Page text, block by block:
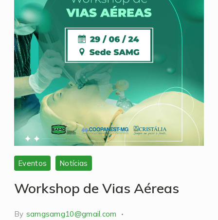
Eventos Notícias
Workshop de Vias Aéreas
By samgsamg10@gmail.com